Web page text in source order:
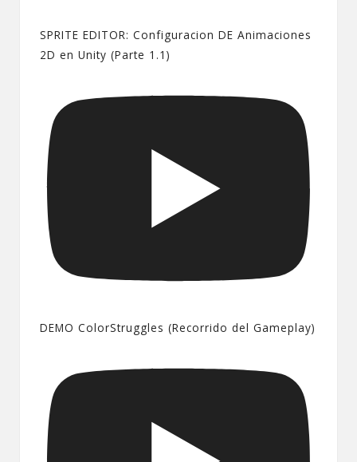
SPRITE EDITOR: Configuracion DE Animaciones
2D en Unity (Parte 1.1)
DEMO ColorStruggles (Recorrido del Gameplay)